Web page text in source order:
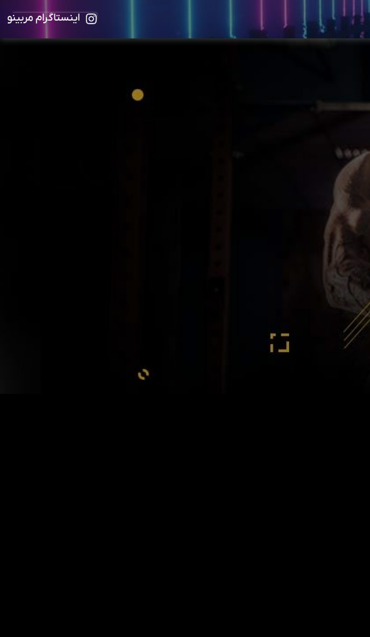
اینستاگرام مربینو